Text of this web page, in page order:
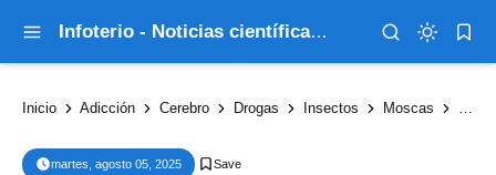
Infoterio - Noticias científicas que explican el mundo
Inicio Adicción Cerebro Drogas Insectos Moscas Salud
martes, agosto 05, 2025